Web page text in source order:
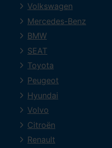
Volkswagen
Mercedes-Benz
BMW
SEAT
Toyota
Peugeot
Hyundai
Volvo
Citroën
Renault